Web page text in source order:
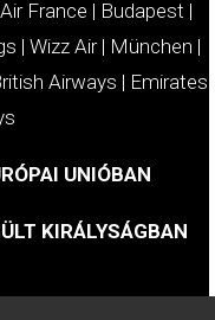
Air France | Budapest |
| Wizz Air| München |
Airways | Emirates
UNIÓBAN
KIRÁLYSÁGBAN